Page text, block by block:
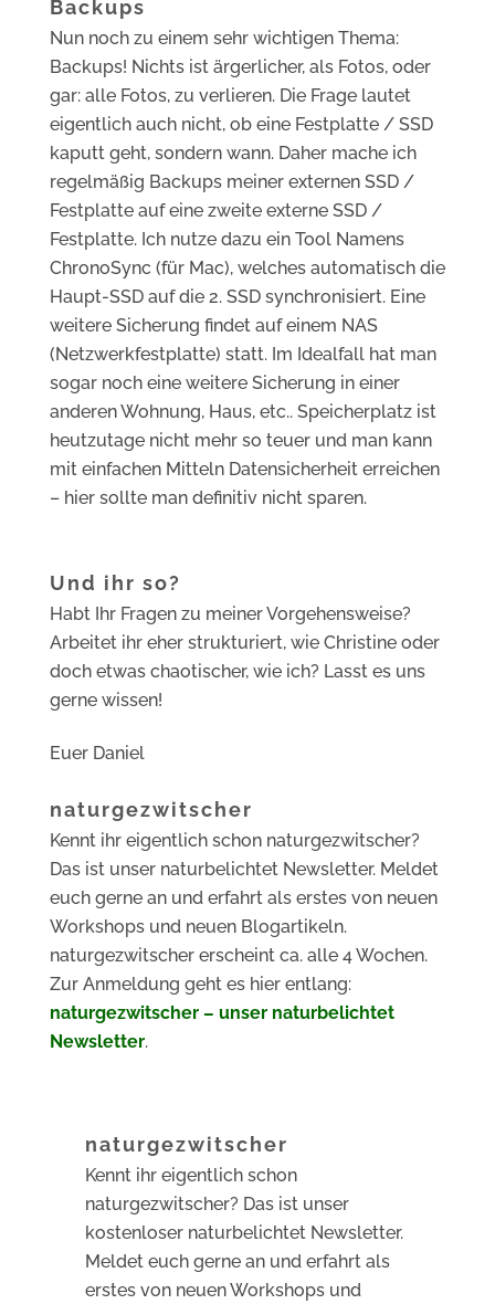
Backups
Nun noch zu einem sehr wichtigen Thema:
Backups! Nichts ist ärgerlicher, als Fotos, oder
gar: alle Fotos, zu verlieren. Die Frage lautet
eigentlich auch nicht, ob eine Festplatte / SSD
kaputt geht, sondern wann. Daher mache ich
regelmäßig Backups meiner externen SSD /
Festplatte auf eine zweite externe SSD /
Festplatte. Ich nutze dazu ein Tool Namens
ChronoSync (für Mac), welches automatisch die
Haupt-SSD auf die 2. SSD synchronisiert. Eine
weitere Sicherung findet auf einem NAS
(Netzwerkfestplatte) statt. Im Idealfall hat man
sogar noch eine weitere Sicherung in einer
anderen Wohnung, Haus, etc.. Speicherplatz ist
heutzutage nicht mehr so teuer und man kann
mit einfachen Mitteln Datensicherheit erreichen
– hier sollte man definitiv nicht sparen.
Und ihr so?
Habt Ihr Fragen zu meiner Vorgehensweise?
Arbeitet ihr eher strukturiert, wie Christine oder
doch etwas chaotischer, wie ich? Lasst es uns
gerne wissen!
Euer Daniel
naturgezwitscher
Kennt ihr eigentlich schon naturgezwitscher?
Das ist unser naturbelichtet Newsletter. Meldet
euch gerne an und erfahrt als erstes von neuen
Workshops und neuen Blogartikeln.
naturgezwitscher erscheint ca. alle 4 Wochen.
Zur Anmeldung geht es hier entlang:
naturgezwitscher – unser naturbelichtet
Newsletter.
naturgezwitscher
Kennt ihr eigentlich schon
naturgezwitscher? Das ist unser
kostenloser naturbelichtet Newsletter.
Meldet euch gerne an und erfahrt als
erstes von neuen Workshops und